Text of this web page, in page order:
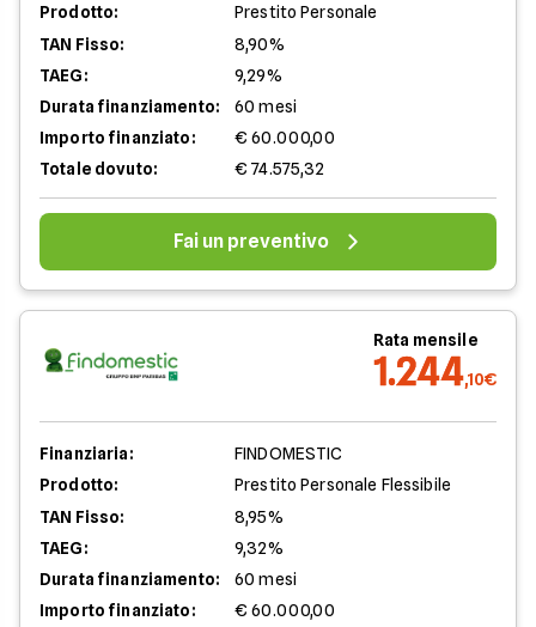
Prodotto:
Prestito Personale
TAN Fisso:
8,90%
TAEG:
9,29%
Durata finanziamento:
60 mesi
Importo finanziato:
€ 60.000,00
Totale dovuto:
€ 74.575,32
Fai un preventivo
Rata mensile
1.244,10€
Finanziaria:
FINDOMESTIC
Prodotto:
Prestito Personale Flessibile
TAN Fisso:
8,95%
TAEG:
9,32%
Durata finanziamento:
60 mesi
Importo finanziato:
€ 60.000,00